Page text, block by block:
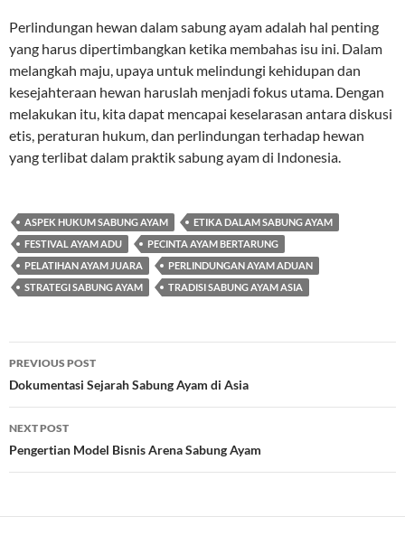
Perlindungan hewan dalam sabung ayam adalah hal penting
yang harus dipertimbangkan ketika membahas isu ini. Dalam
melangkah maju, upaya untuk melindungi kehidupan dan
kesejahteraan hewan haruslah menjadi fokus utama. Dengan
melakukan itu, kita dapat mencapai keselarasan antara diskusi
etis, peraturan hukum, dan perlindungan terhadap hewan
yang terlibat dalam praktik sabung ayam di Indonesia.
ASPEK HUKUM SABUNG AYAM
ETIKA DALAM SABUNG AYAM
FESTIVAL AYAM ADU
PECINTA AYAM BERTARUNG
PELATIHAN AYAM JUARA
PERLINDUNGAN AYAM ADUAN
STRATEGI SABUNG AYAM
TRADISI SABUNG AYAM ASIA
Post
navigation
PREVIOUS POST
Dokumentasi Sejarah Sabung Ayam di Asia
NEXT POST
Pengertian Model Bisnis Arena Sabung Ayam